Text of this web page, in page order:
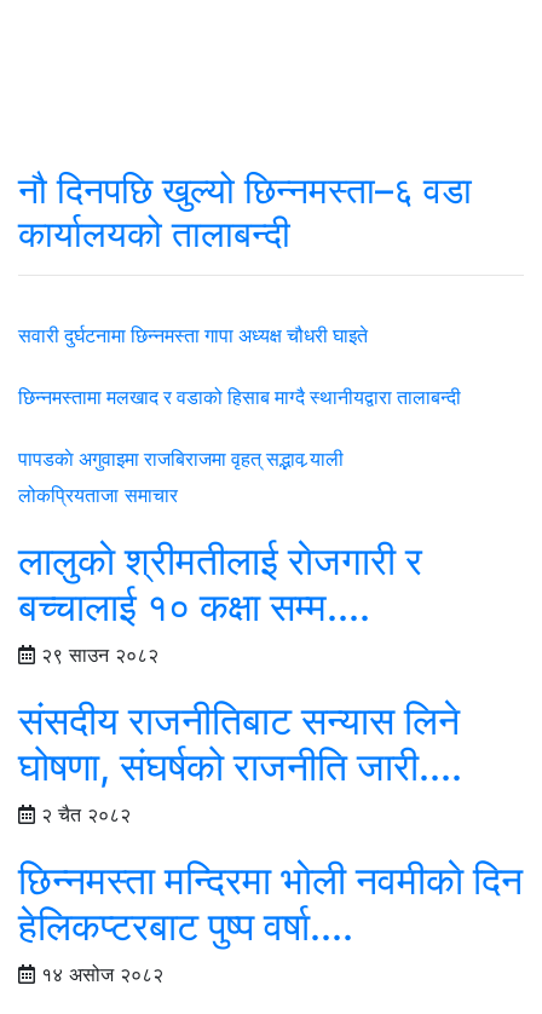
नौ दिनपछि खुल्यो छिन्नमस्ता–६ वडा
कार्यालयको तालाबन्दी
सवारी दुर्घटनामा छिन्नमस्ता गापा अध्यक्ष चौधरी घाइते
छिन्नमस्तामा मलखाद र वडाको हिसाब माग्दै स्थानीयद्वारा तालाबन्दी
पापडकाे अगुवाइमा राजबिराजमा वृहत् सद्भाव र्‍याली
लोकप्रियताजा समाचार
लालुकाे श्रीमतीलाई राेजगारी र
बच्चालाई १० कक्षा सम्म....
२९ साउन २०८२
संसदीय राजनीतिबाट सन्यास लिने
घोषणा, संघर्षको राजनीति जारी....
२ चैत २०८२
छिन्नमस्ता मन्दिरमा भाेली नवमीकाे दिन
हेलिकप्टरबाट पुष्प वर्षा....
१४ असोज २०८२